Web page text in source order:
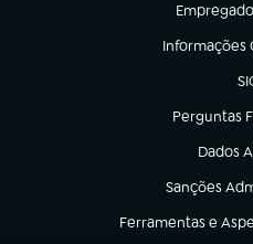
(abre em
Informações
(abre em
Perguntas
(abre em
Dados
(abre
Sanções
(abre em
Ferramentas e
(abre em nova aba)